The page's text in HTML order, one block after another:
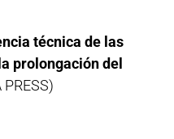
técnica de las
prolongación del
PRESS)